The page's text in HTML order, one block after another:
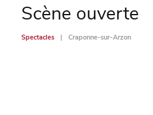
Scène ouverte
Spectacles Craponne-sur-Arzon